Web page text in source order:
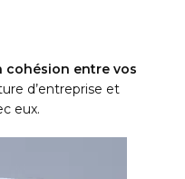
cohésion entre vos
d’entreprise et
eux.